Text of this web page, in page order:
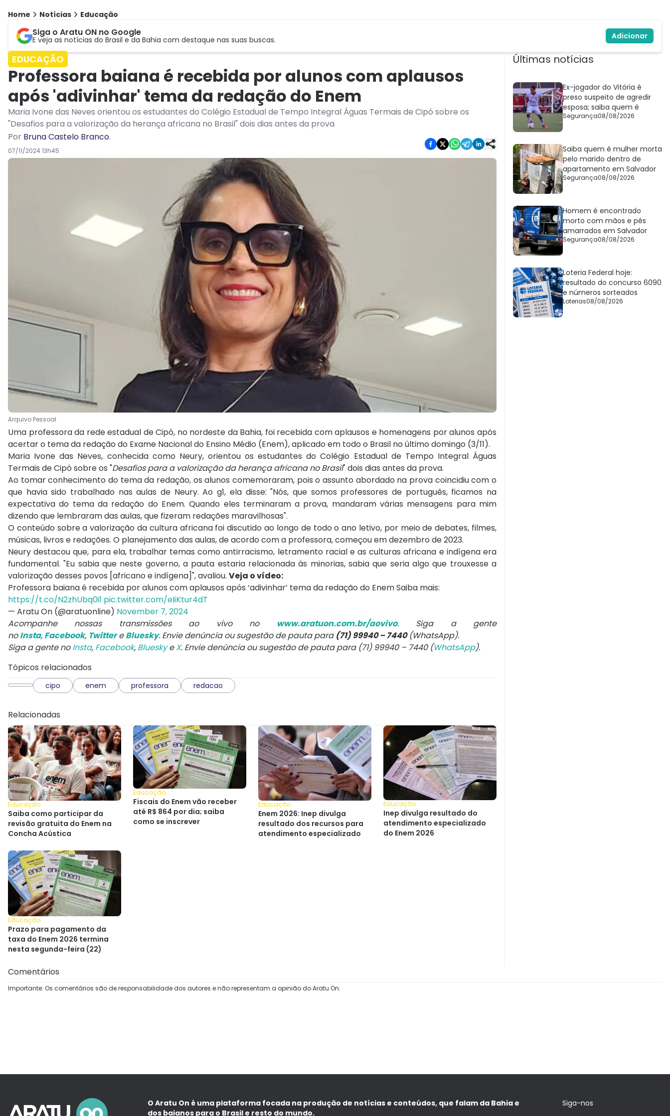
Home Notícias Educação
Siga o Aratu ON no Google
E veja as notícias do Brasil e da Bahia com destaque nas suas buscas. Adicionar
EDUCAÇÃO
Professora baiana é recebida por alunos com aplausos
após 'adivinhar' tema da redação do Enem
Maria Ivone das Neves orientou os estudantes do Colégio Estadual de Tempo Integral Águas Termais de Cipó sobre os
"Desafios para a valorização da herança africana no Brasil" dois dias antes da prova
Por Bruna Castelo Branco.
07/11/2024 13h45
Arquivo Pessoal
Uma professora da rede estadual de Cipó, no nordeste da Bahia, foi recebida com aplausos e homenagens por alunos após
acertar o tema da redação do Exame Nacional do Ensino Médio (Enem), aplicado em todo o Brasil no último domingo (3/11).
Maria Ivone das Neves, conhecida como Neury, orientou os estudantes do Colégio Estadual de Tempo Integral Águas
Termais de Cipó sobre os "Desafios para a valorização da herança africana no Brasil" dois dias antes da prova.
Ao tomar conhecimento do tema da redação, os alunos comemoraram, pois o assunto abordado na prova coincidiu com o
que havia sido trabalhado nas aulas de Neury. Ao g1, ela disse: "Nós, que somos professores de português, ficamos na
expectativa do tema da redação do Enem. Quando eles terminaram a prova, mandaram várias mensagens para mim
dizendo que lembraram das aulas, que fizeram redações maravilhosas".
O conteúdo sobre a valorização da cultura africana foi discutido ao longo de todo o ano letivo, por meio de debates, filmes,
músicas, livros e redações. O planejamento das aulas, de acordo com a professora, começou em dezembro de 2023.
Neury destacou que, para ela, trabalhar temas como antirracismo, letramento racial e as culturas africana e indígena era
fundamental. "Eu sabia que neste governo, a pauta estaria relacionada às minorias, sabia que seria algo que trouxesse a
valorização desses povos [africano e indígena]", avaliou. Veja o vídeo:
Professora baiana é recebida por alunos com aplausos após ‘adivinhar’ tema da redação do Enem Saiba mais:
https://t.co/N2zhUbq0i1 pic.twitter.com/eIiKtur4dT
— Aratu On (@aratuonline) November 7, 2024
Acompanhe nossas transmissões ao vivo no
www.aratuon.com.br/aovivo. Siga a gente
noInsta, Facebook, TwittereBluesky. Envie denúncia ou sugestão de pauta para (71) 99940 – 7440(WhatsApp).
Siga a gente noInsta, Facebook, BlueskyeX. Envie denúncia ou sugestão de pauta para (71) 99940 – 7440 (WhatsApp).
Tópicos relacionados
cipo enem professora redacao
Relacionadas
Educação
Saiba como participar da
revisão gratuita do Enem na
Concha Acústica
Educação
Fiscais do Enem vão receber
até R$ 864 por dia; saiba
como se inscrever
Educação
Enem 2026: Inep divulga
resultado dos recursos para
atendimento especializado
Educação
Inep divulga resultado do
atendimento especializado
do Enem 2026
Educação
Prazo para pagamento da
taxa do Enem 2026 termina
nesta segunda-feira (22)
Últimas notícias
Ex-jogador do Vitória é
preso suspeito de agredir
esposa; saiba quem é
Segurança08/08/2026
Saiba quem é mulher morta
pelo marido dentro de
apartamento em Salvador
Segurança08/08/2026
Homem é encontrado
morto com mãos e pés
amarrados em Salvador
Segurança08/08/2026
Loteria Federal hoje:
resultado do concurso 6090
e números sorteados
Loterias08/08/2026
Comentários
Importante: Os comentários são de responsabilidade dos autores e não representam a opinião do Aratu On.
O Aratu On é uma plataforma focada na produção de notícias e conteúdos, que falam da Bahia e
dos baianos para o Brasil e resto do mundo.
Siga-nos